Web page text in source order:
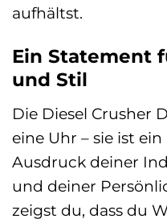
aufhältst.
Ein Statement
und Stil
Die Diesel Crusher
eine Uhr – sie ist
Ausdruck deiner
und deiner
zeigst du, dass du